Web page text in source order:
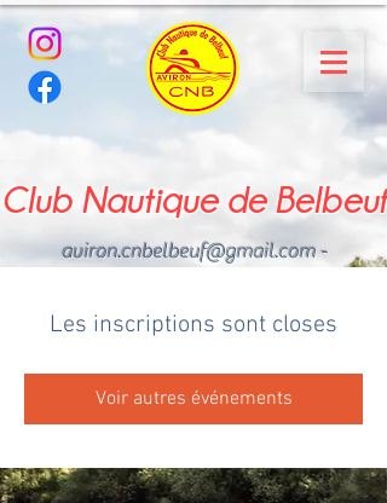
Club Nautique de Belbeuf
aviron.cnbelbeuf@gmail.com-
Les inscriptions sont closes
Voir autres événements